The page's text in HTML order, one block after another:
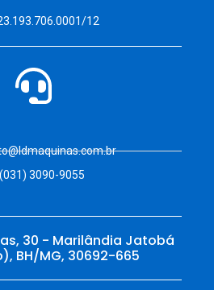
12
(031) 3090-9055
30 - Marilândia Jatobá
BH/MG, 30692-665